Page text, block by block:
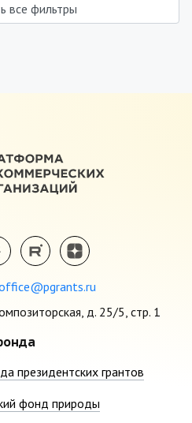
все фильтры
д. 25/5, стр. 1
президентских грантов
фонд природы